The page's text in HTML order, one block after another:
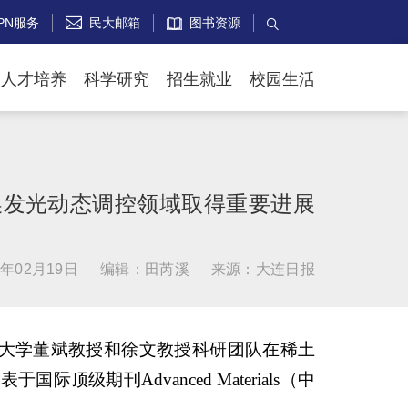
服务  民大邮箱 图书资源 
人才培养 科学研究 招生就业 校园生活
光动态调控领域取得重要进展
02月19日 编辑：田芮溪 来源：大连日报
学董斌教授和徐文教授科研团队在稀土
国际顶级期刊Advanced Materials（中